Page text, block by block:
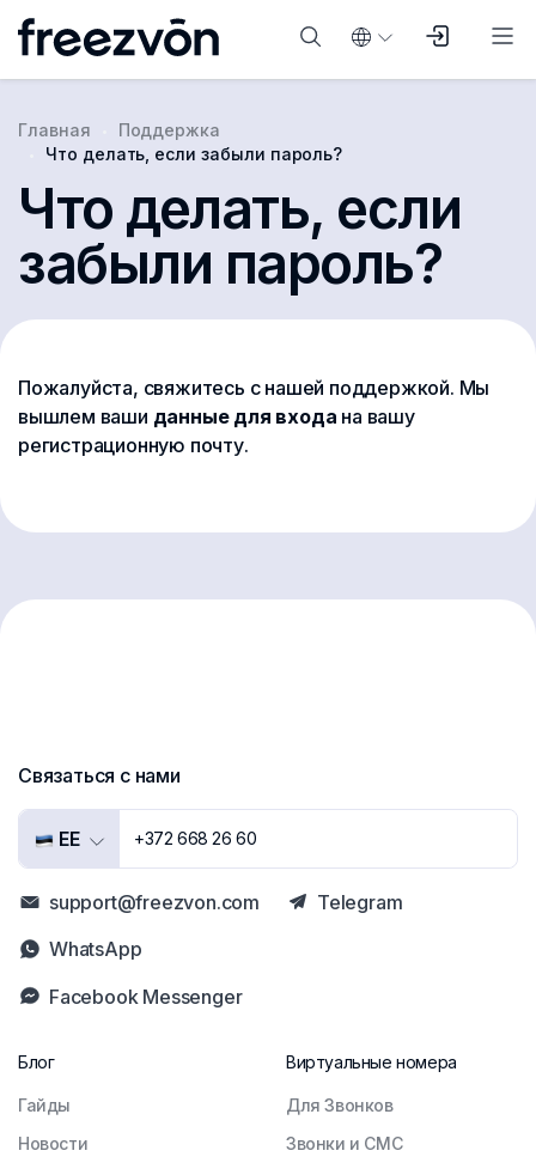
Главная
Поддержка
Что делать, если забыли пароль?
Что делать, если
забыли пароль?
Пожалуйста, свяжитесь с нашей поддержкой. Мы
вышлем ваши данные для входа на вашу
регистрационную почту.
Связаться с нами
EE +372 668 26 60
support@freezvon.com
Facebook Messenger
Telegram
WhatsApp
Блог
Гайды
Новости
Виртуальные номера
Для Звонков
Звонки и СМС